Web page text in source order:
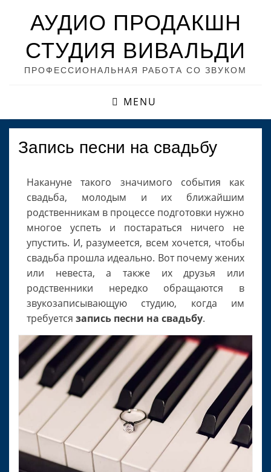
АУДИО ПРОДАКШН
СТУДИЯ ВИВАЛЬДИ
ПРОФЕССИОНАЛЬНАЯ РАБОТА СО ЗВУКОМ
MENU
Запись песни на свадьбу
Накануне такого значимого события как
свадьба, молодым и их ближайшим
родственникам в процессе подготовки нужно
многое успеть и постараться ничего не
упустить. И, разумеется, всем хочется, чтобы
свадьба прошла идеально. Вот почему жених
или невеста, а также их друзья или
родственники нередко обращаются в
звукозаписывающую студию, когда им
требуется запись песни на свадьбу.